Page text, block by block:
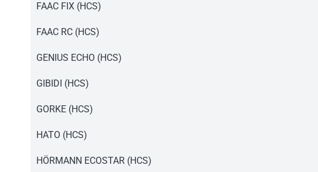
Instrukcja pilot T4.pdf
FAAC FIX (HCS)
Instrukcja pilot T4.pdf
FAAC RC (HCS)
Instrukcja pilot T4.pdf
GENIUS ECHO (HCS)
Instrukcja pilot T4.pdf
GIBIDI (HCS)
Instrukcja pilot T4.pdf
GORKE (HCS)
Instrukcja pilot T4.pdf
HATO (HCS)
Instrukcja pilot T4.pdf
HÖRMANN ECOSTAR (HCS)